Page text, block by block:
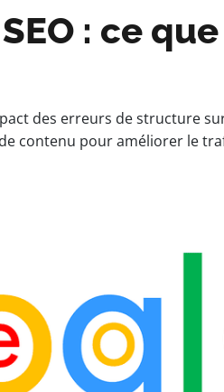
: ce
des erreurs de structure
contenu pour améliorer le